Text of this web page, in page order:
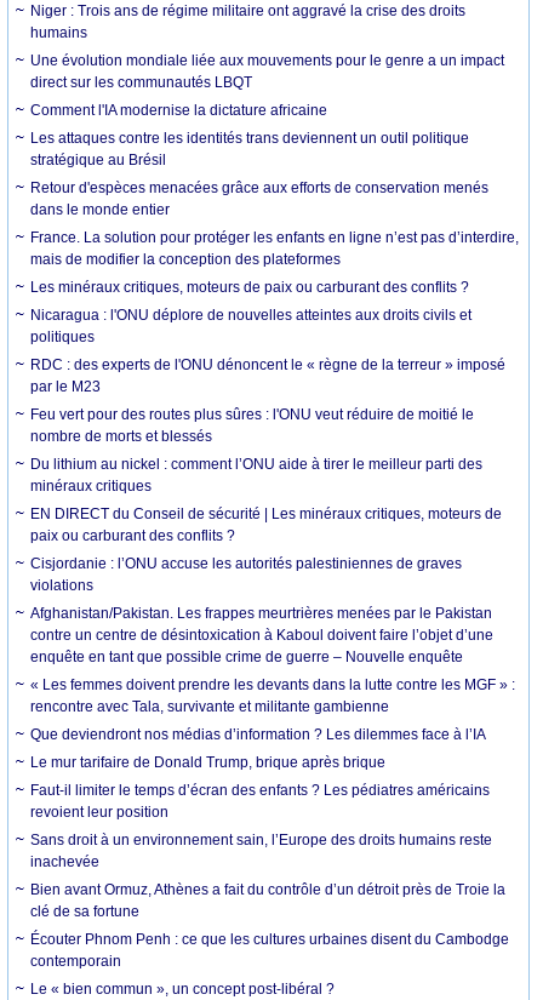
Niger : Trois ans de régime militaire ont aggravé la crise des droits
humains
Une évolution mondiale liée aux mouvements pour le genre a un impact
direct sur les communautés LBQT
Comment l'IA modernise la dictature africaine
Les attaques contre les identités trans deviennent un outil politique
stratégique au Brésil
Retour d'espèces menacées grâce aux efforts de conservation menés
dans le monde entier
France. La solution pour protéger les enfants en ligne n’est pas d’interdire,
mais de modifier la conception des plateformes
Les minéraux critiques, moteurs de paix ou carburant des conflits ?
Nicaragua : l'ONU déplore de nouvelles atteintes aux droits civils et
politiques
RDC : des experts de l'ONU dénoncent le « règne de la terreur » imposé
par le M23
Feu vert pour des routes plus sûres : l'ONU veut réduire de moitié le
nombre de morts et blessés
Du lithium au nickel : comment l’ONU aide à tirer le meilleur parti des
minéraux critiques
EN DIRECT du Conseil de sécurité | Les minéraux critiques, moteurs de
paix ou carburant des conflits ?
Cisjordanie : l’ONU accuse les autorités palestiniennes de graves
violations
Afghanistan/Pakistan. Les frappes meurtrières menées par le Pakistan
contre un centre de désintoxication à Kaboul doivent faire l’objet d’une
enquête en tant que possible crime de guerre – Nouvelle enquête
« Les femmes doivent prendre les devants dans la lutte contre les MGF » :
rencontre avec Tala, survivante et militante gambienne
Que deviendront nos médias d’information ? Les dilemmes face à l’IA
Le mur tarifaire de Donald Trump, brique après brique
Faut-il limiter le temps d’écran des enfants ? Les pédiatres américains
revoient leur position
Sans droit à un environnement sain, l’Europe des droits humains reste
inachevée
Bien avant Ormuz, Athènes a fait du contrôle d’un détroit près de Troie la
clé de sa fortune
Écouter Phnom Penh : ce que les cultures urbaines disent du Cambodge
contemporain
Le « bien commun », un concept post-libéral ?